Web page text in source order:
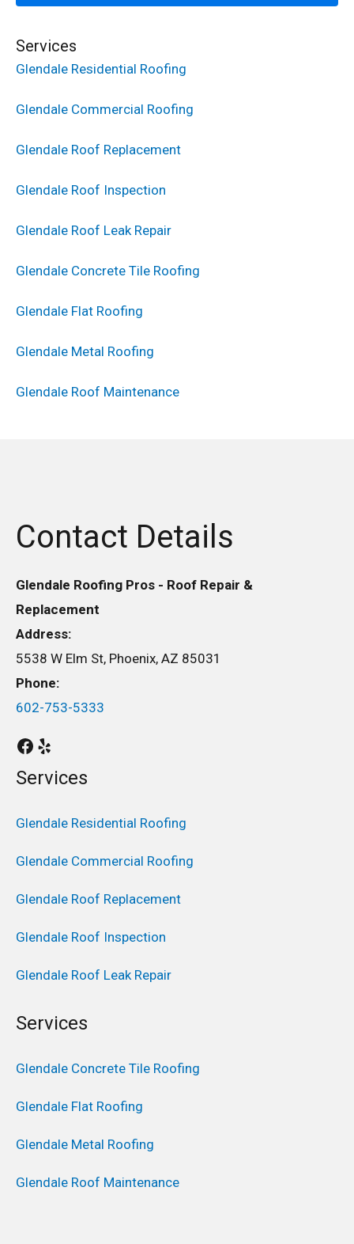
Services
Glendale Residential Roofing
Glendale Commercial Roofing
Glendale Roof Replacement
Glendale Roof Inspection
Glendale Roof Leak Repair
Glendale Concrete Tile Roofing
Glendale Flat Roofing
Glendale Metal Roofing
Glendale Roof Maintenance
Contact Details
Glendale Roofing Pros - Roof Repair &
Replacement
Address:
5538 W Elm St, Phoenix, AZ 85031
Phone:
602-753-5333
Services
Glendale Residential Roofing
Glendale Commercial Roofing
Glendale Roof Replacement
Glendale Roof Inspection
Glendale Roof Leak Repair
Services
Glendale Concrete Tile Roofing
Glendale Flat Roofing
Glendale Metal Roofing
Glendale Roof Maintenance